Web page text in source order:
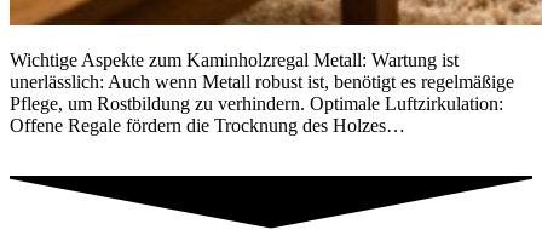
Wichtige Aspekte zum Kaminholzregal Metall: Wartung ist
unerlässlich: Auch wenn Metall robust ist, benötigt es regelmäßige
Pflege, um Rostbildung zu verhindern. Optimale Luftzirkulation:
Offene Regale fördern die Trocknung des Holzes…